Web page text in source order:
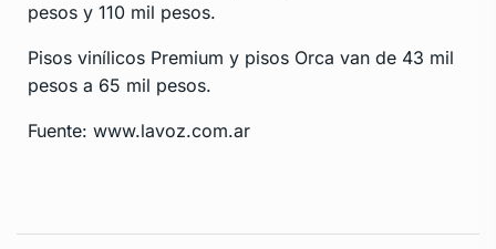
pesos y 110 mil pesos.
Pisos vinílicos Premium y pisos Orca van de 43 mil
pesos a 65 mil pesos.
Fuente: www.lavoz.com.ar